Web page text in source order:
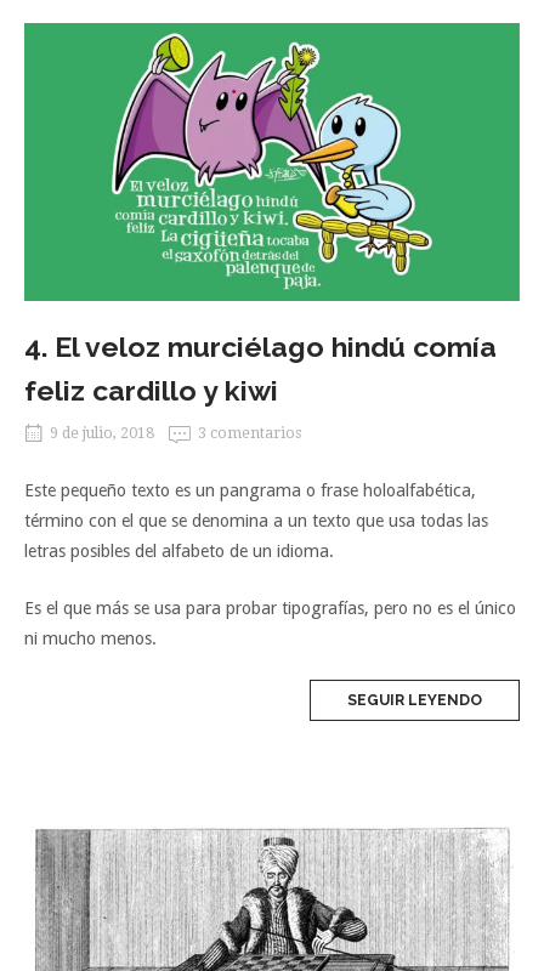
4. El veloz murciélago hindú comía
feliz cardillo y kiwi
9 de julio, 2018 3 comentarios
Este pequeño texto es un pangrama o frase holoalfabética,
término con el que se denomina a un texto que usa todas las
letras posibles del alfabeto de un idioma.
Es el que más se usa para probar tipografías, pero no es el único
ni mucho menos.
SEGUIR LEYENDO